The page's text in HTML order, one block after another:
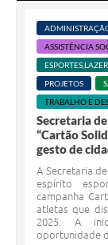
ASSISTÊNCIA
PROJETOS
TRABALHO E
Secretaria
“Cartão
gesto de
A Secretaria
espírito
campanha
atletas que
2025. A
oportunidade